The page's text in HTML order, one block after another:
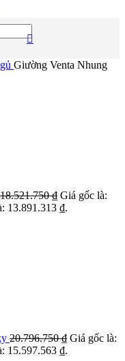
Giường Venta Nhung
18.521.750₫ Giá gốc là:
13.891.313 ₫.
20.796.750₫ Giá gốc là:
15.597.563 ₫.